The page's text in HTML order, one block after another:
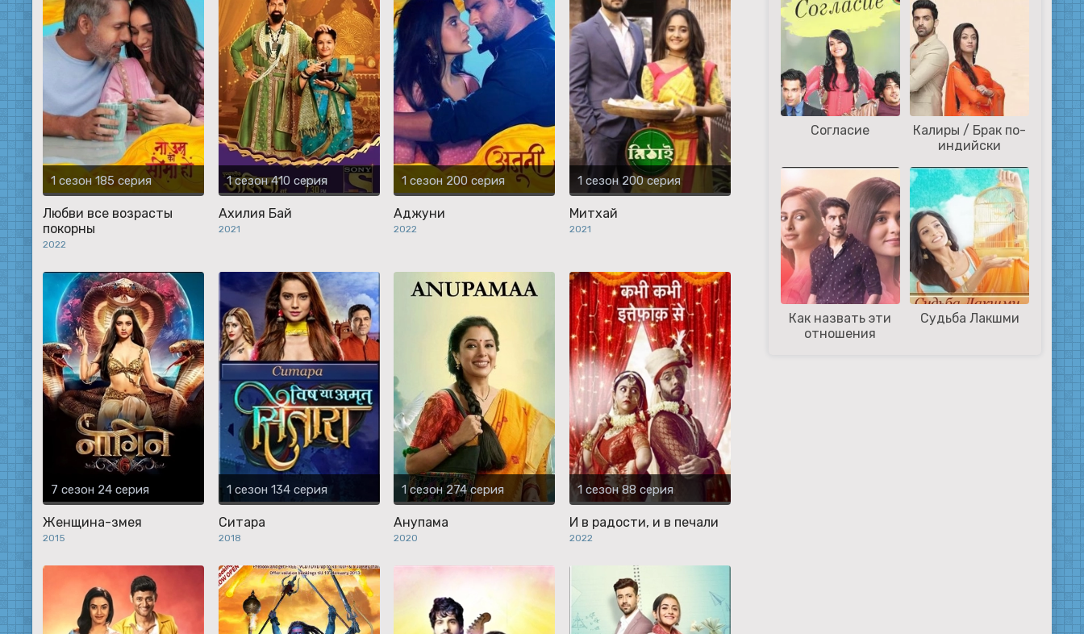
1 сезон 185 серия
Любви все возрасты
покорны
2022
1 сезон 410 серия
Ахилия Бай
2021
1 сезон 200 серия
Аджуни
2022
1 сезон 200 серия
Митхай
2021
7 сезон 24 серия
Женщина-змея
2015
1 сезон 134 серия
Ситара
2018
1 сезон 274 серия
Анупама
2020
1 сезон 88 серия
И в радости, и в печали
2022
Согласие
Калиры / Брак по-
индийски
Как назвать эти
отношения
Судьба Лакшми